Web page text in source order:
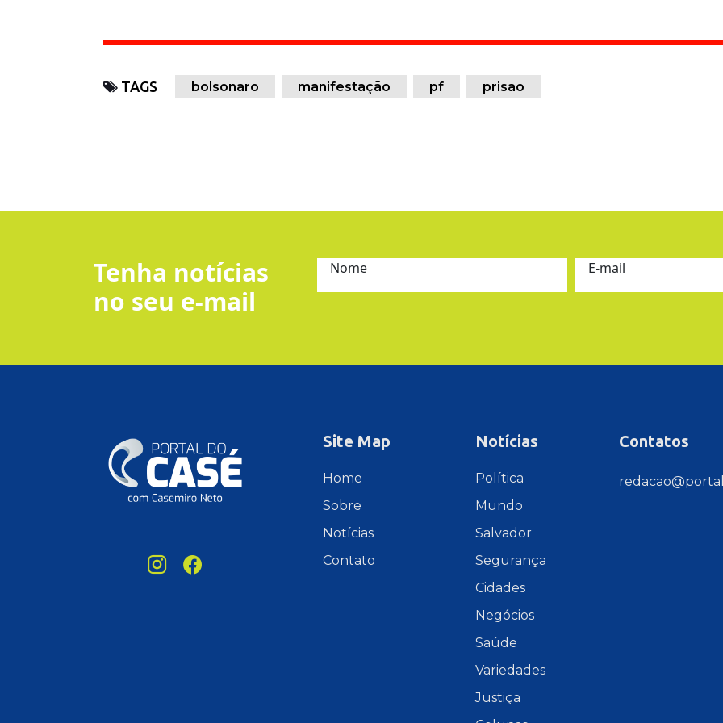
TAGS bolsonaro manifestação pf prisao
Tenha notícias
no seu e-mail
Nome E-mail
Site Map
Home
Sobre
Notícias
Contato
Notícias
Política
Mundo
Salvador
Segurança
Cidades
Negócios
Saúde
Variedades
Justiça
Contatos